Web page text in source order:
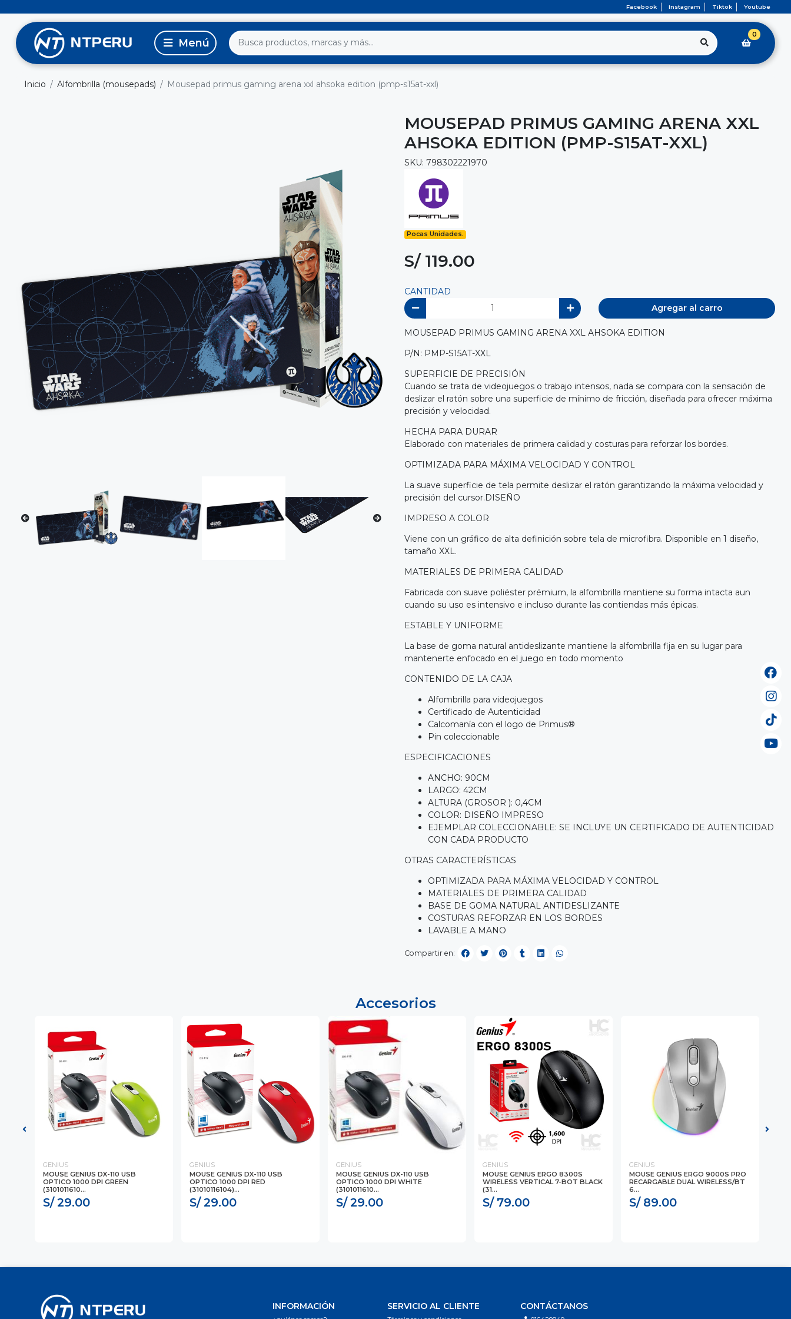
Facebook Instagram Tiktok Youtube
0
Inicio Alfombrilla (mousepads) Mousepad primus gaming arena xxl ahsoka edition (pmp-s15at-xxl)
MOUSEPAD PRIMUS GAMING ARENA XXL
AHSOKA EDITION (PMP-S15AT-XXL)
SKU: 798302221970
Pocas Unidades.
S/ 119.00
CANTIDAD
Agregar al carro
MOUSEPAD PRIMUS GAMING ARENA XXL AHSOKA EDITION
P/N: PMP-S15AT-XXL
SUPERFICIE DE PRECISIÓN
Cuando se trata de videojuegos o trabajo intensos, nada se compara con la sensación de
deslizar el ratón sobre una superficie de mínimo de fricción, diseñada para ofrecer máxima
precisión y velocidad.
HECHA PARA DURAR
Elaborado con materiales de primera calidad y costuras para reforzar los bordes.
OPTIMIZADA PARA MÁXIMA VELOCIDAD Y CONTROL
La suave superficie de tela permite deslizar el ratón garantizando la máxima velocidad y
precisión del cursor.DISEÑO
IMPRESO A COLOR
Viene con un gráfico de alta definición sobre tela de microfibra. Disponible en 1 diseño,
tamaño XXL.
MATERIALES DE PRIMERA CALIDAD
Fabricada con suave poliéster prémium, la alfombrilla mantiene su forma intacta aun
cuando su uso es intensivo e incluso durante las contiendas más épicas.
ESTABLE Y UNIFORME
La base de goma natural antideslizante mantiene la alfombrilla fija en su lugar para
mantenerte enfocado en el juego en todo momento
CONTENIDO DE LA CAJA
Alfombrilla para videojuegos
Certificado de Autenticidad
Calcomanía con el logo de Primus®
Pin coleccionable
ESPECIFICACIONES
ANCHO: 90CM
LARGO: 42CM
ALTURA (GROSOR ): 0,4CM
COLOR: DISEÑO IMPRESO
EJEMPLAR COLECCIONABLE: SE INCLUYE UN CERTIFICADO DE AUTENTICIDAD
CON CADA PRODUCTO
OTRAS CARACTERÍSTICAS
OPTIMIZADA PARA MÁXIMA VELOCIDAD Y CONTROL
MATERIALES DE PRIMERA CALIDAD
BASE DE GOMA NATURAL ANTIDESLIZANTE
COSTURAS REFORZAR EN LOS BORDES
LAVABLE A MANO
Compartir en:
Accesorios
GENIUS
MOUSE GENIUS DX-110 USB
OPTICO 1000 DPI GREEN
(3101011610...
S/ 29.00
GENIUS
MOUSE GENIUS DX-110 USB
OPTICO 1000 DPI RED
(31010116104)...
S/ 29.00
GENIUS
MOUSE GENIUS DX-110 USB
OPTICO 1000 DPI WHITE
(3101011610...
S/ 29.00
GENIUS
MOUSE GENIUS ERGO 8300S
WIRELESS VERTICAL 7-BOT BLACK
(31...
S/ 79.00
GENIUS
MOUSE GENIUS ERGO 9000S PRO
RECARGABLE DUAL WIRELESS/BT
6...
S/ 89.00
INFORMACIÓN SERVICIO AL CLIENTE CONTÁCTANOS